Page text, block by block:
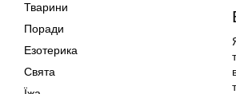
Тварини
Поради
Езотерика
Свята